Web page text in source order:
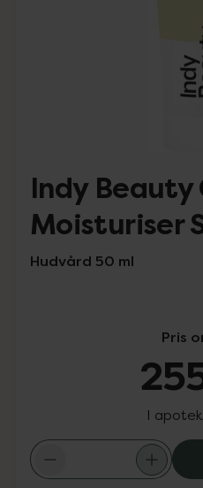
Indy Beauty
Moisturiser
Hudvård 50 ml
Pris
I